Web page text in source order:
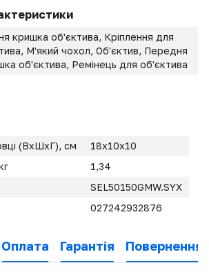
кришка об'єктива, Кріплення для
М'який чохол, Об'єктив, Передня
об'єктива, Ремінець для об'єктива
(ВхШхГ), см
18x10x10
1,34
SEL50150GMW.SYX
027242932876
Оплата Гарантія Повернення